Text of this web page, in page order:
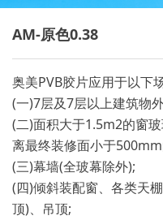
联系我们
AM-原色0.38
奥美PVB胶片应用于以下
(一)7层及7层以上建筑物
(二)面积大于1.5m2的窗
离最终装修面小于
(三)幕墙(全玻幕除外);
(四)倾斜装配窗、各类天
顶)、吊顶;